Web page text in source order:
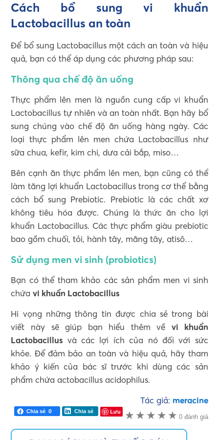
Cách bổ sung vi khuẩn
Lactobacillus an toàn
Để bổ sung Lactobacillus một cách an toàn và hiệu
quả, bạn có thể áp dụng các phương pháp sau:
Thông qua chế độ ăn uống
Thực phẩm lên men là nguồn cung cấp vi khuẩn
Lactobacillus tự nhiên và an toàn nhất. Bạn hãy bổ
sung chúng vào chế độ ăn uống hàng ngày. Các
loại thực phẩm lên men chứa Lactobacillus như
sữa chua, kefir, kim chi, dưa cải bắp, miso…
Bên cạnh ăn thực phẩm lên men, bạn cũng có thể
làm tăng lợi khuẩn Lactobacillus trong cơ thể bằng
cách bổ sung Prebiotic. Prebiotic là các chất xơ
không tiêu hóa được. Chúng là thức ăn cho lợi
khuẩn Lactobacillus. Các thực phẩm giàu prebiotic
bao gồm chuối, tỏi, hành tây, măng tây, atisô…
Sử dụng men vi sinh (probiotics)
Bạn có thể tham khảo các sản phẩm men vi sinh
chứavi khuẩn Lactobacillus
Hi vọng những thông tin được chia sẻ trong bài
viết này sẽ giúp bạn hiểu thêm vềvi khuẩn
Lactobacillus và các lợi ích của nó đối với sức
khỏe. Để đảm bảo an toàn và hiệu quả, hãy tham
khảo ý kiến của bác sĩ trước khi dùng các sản
phẩm chứa actobacillus acidophilus.
Tác giả: meracine
★ ★ ★ ★ ★ 0 đánh giá
Chia sẻ 0 Chia sẻ Lưu